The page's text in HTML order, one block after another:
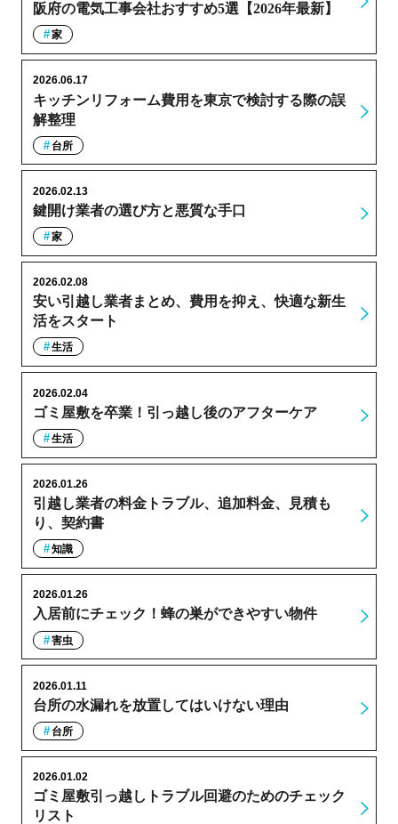
阪府の電気工事会社おすすめ5選【2026年最新】
家
キッチンリフォーム費用を東京で検討する際の誤
解整理
2026.06.17
台所
鍵開け業者の選び方と悪質な手口
2026.02.13
家
安い引越し業者まとめ、費用を抑え、快適な新生
活をスタート
2026.02.08
生活
ゴミ屋敷を卒業！引っ越し後のアフターケア
2026.02.04
生活
引越し業者の料金トラブル、追加料金、見積も
り、契約書
2026.01.26
知識
入居前にチェック！蜂の巣ができやすい物件
2026.01.26
害虫
台所の水漏れを放置してはいけない理由
2026.01.11
台所
ゴミ屋敷引っ越しトラブル回避のためのチェック
リスト
2026.01.02